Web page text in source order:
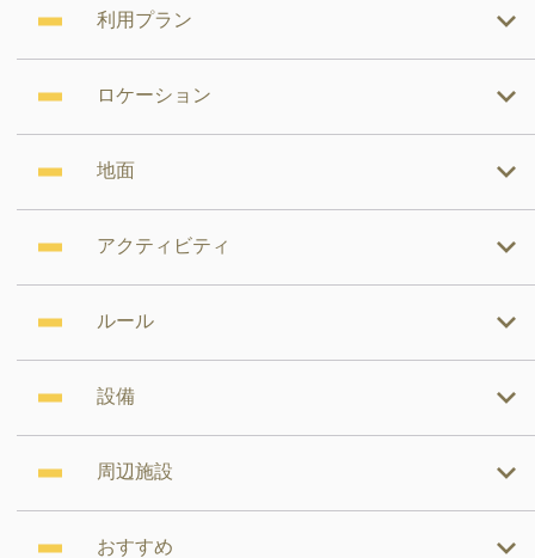
利用プラン
ロケーション
地面
アクティビティ
ルール
設備
周辺施設
おすすめ